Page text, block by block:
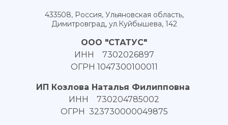
433508, Россия, Ульяновская область,
Димитровград, ул.Куйбышева, 142
ООО "СТАТУС"
ИНН 7302026897
ОГРН 1047300100011
ИП Козлова Наталья Филипповна
ИНН 730204785002
ОГРН 323730000049875